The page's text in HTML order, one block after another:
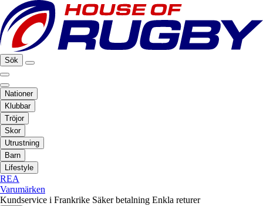
Sök
Nationer
Klubbar
Tröjor
Skor
Utrustning
Barn
Lifestyle
REA
Varumärken
Kundservice i Frankrike Säker betalning Enkla returer